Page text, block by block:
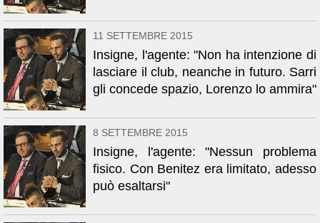
11 SETTEMBRE 2015
Insigne, l'agente: "Non ha intenzione di
lasciare il club, neanche in futuro. Sarri
gli concede spazio, Lorenzo lo ammira"
8 SETTEMBRE 2015
Insigne, l'agente: "Nessun problema
fisico. Con Benitez era limitato, adesso
può esaltarsi"